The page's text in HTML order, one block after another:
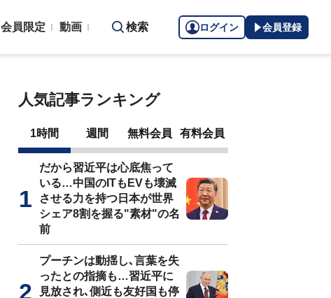
会員限定 動画 検索 ログイン 会員登録
人気記事ランキング
1時間 週間 無料会員 有料会員
だから習近平は心底焦って
いる…中国のITもEVも壊滅
させる力を持つ日本が世界
シェア8割を握る"素材"の名
前
プーチンは動揺し､言葉を失
ったとの指摘も…習近平に
見放され､側近も友好国も停